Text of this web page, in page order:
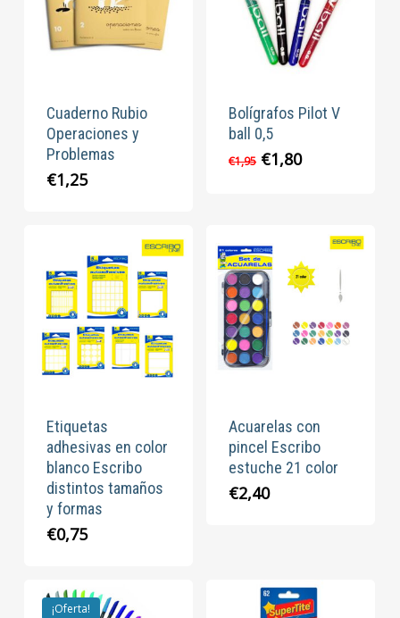
Cuaderno Rubio
Operaciones y
Problemas
€1,25
Bolígrafos Pilot V
ball 0,5
€1,95 El
€1,80El
€1,80.
Etiquetas
adhesivas en color
blanco Escribo
distintos tamaños
y formas
€0,75
Acuarelas con
pincel Escribo
estuche 21 color
€2,40
¡Oferta!